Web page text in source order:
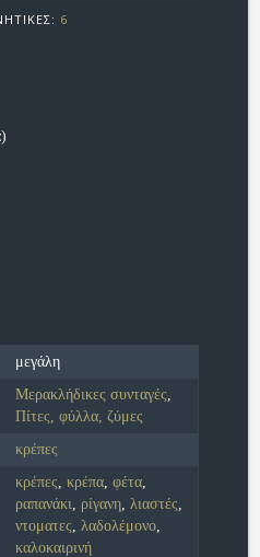
6
μεγάλη
Μερακλήδικες συνταγές,
Πίτες, φύλλα, ζύμες
κρέπες
κρέπες, κρέπα, φέτα,
ραπανάκι, ρίγανη, λιαστές,
ντοματες, λαδολέμονο,
καλοκαιρινή